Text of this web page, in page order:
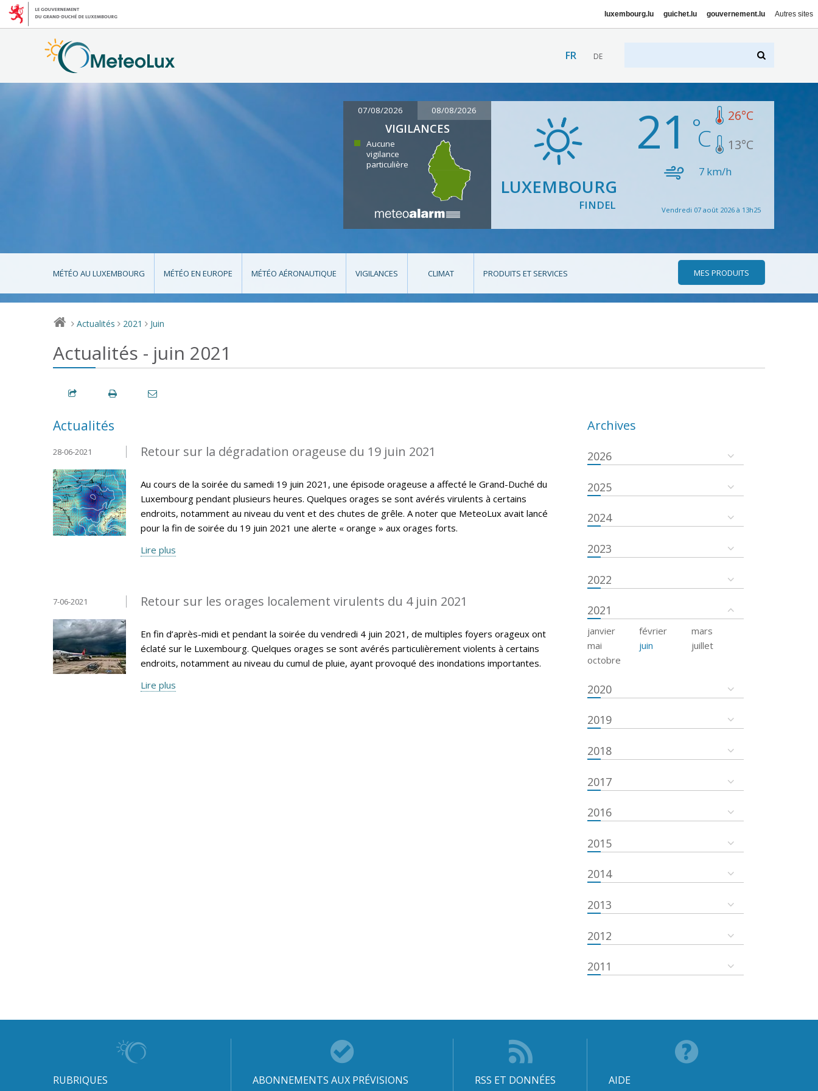
luxembourg.lu guichet.lu gouvernement.lu Autres sites
FR DE
07/08/2026 08/08/2026
VIGILANCES
Aucune
vigilance
particulière
LUXEMBOURG
FINDEL
21 26°C
13°C
7 km/h
Vendredi 07 août 2026 à 13h25
MÉTÉO AU LUXEMBOURG MÉTÉO EN EUROPE MÉTÉO AÉRONAUTIQUE VIGILANCES CLIMAT PRODUITS ET SERVICES MES PRODUITS
> Actualités > 2021 > Juin
Actualités - juin 2021
Actualités
Retour sur la dégradation orageuse du 19 juin 2021
28-06-2021
Au cours de la soirée du samedi 19 juin 2021, une épisode orageuse a affecté le Grand-Duché du
Luxembourg pendant plusieurs heures. Quelques orages se sont avérés virulents à certains
endroits, notamment au niveau du vent et des chutes de grêle. A noter que MeteoLux avait lancé
pour la fin de soirée du 19 juin 2021 une alerte « orange » aux orages forts.
Lire plus
Retour sur les orages localement virulents du 4 juin 2021
7-06-2021
En fin d’après-midi et pendant la soirée du vendredi 4 juin 2021, de multiples foyers orageux ont
éclaté sur le Luxembourg. Quelques orages se sont avérés particulièrement violents à certains
endroits, notamment au niveau du cumul de pluie, ayant provoqué des inondations importantes.
Lire plus
Archives
2026
2025
2024
2023
2022
2021
janvier février
mars
mai
juin
juillet
octobre
2020
2019
2018
2017
2016
2015
2014
2013
2012
2011
RUBRIQUES ABONNEMENTS AUX PRÉVISIONS RSS ET DONNÉES AIDE